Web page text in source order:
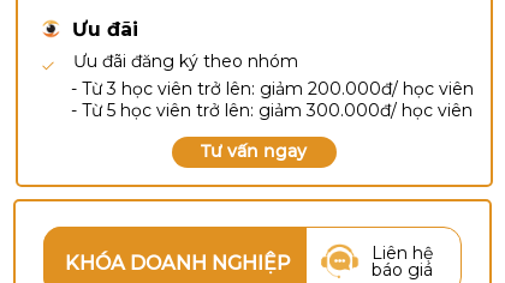
KHÓA DOANH NGHIỆP Liên hệ
báo giá
Ưu đãi
Ưu đãi đăng ký theo nhóm
- Từ 3 học viên trở lên: giảm 200.000đ/ học viên
- Từ 5 học viên trở lên: giảm 300.000đ/ học viên
Tư vấn ngay